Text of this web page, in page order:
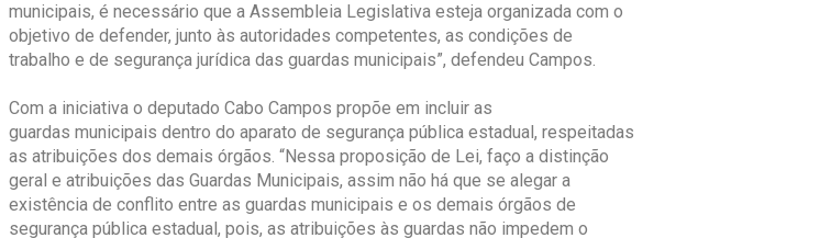
municipais, é necessário que a Assembleia Legislativa esteja organizada com o
objetivo de defender, junto às autoridades competentes, as condições de
trabalho e de segurança jurídica das guardas municipais”, defendeu Campos.
Com a iniciativa o deputado Cabo Campos propõe em incluir as
guardas municipais dentro do aparato de segurança pública estadual, respeitadas
as atribuições dos demais órgãos. “Nessa proposição de Lei, faço a distinção
geral e atribuições das Guardas Municipais, assim não há que se alegar a
existência de conflito entre as guardas municipais e os demais órgãos de
segurança pública estadual, pois, as atribuições às guardas não impedem o